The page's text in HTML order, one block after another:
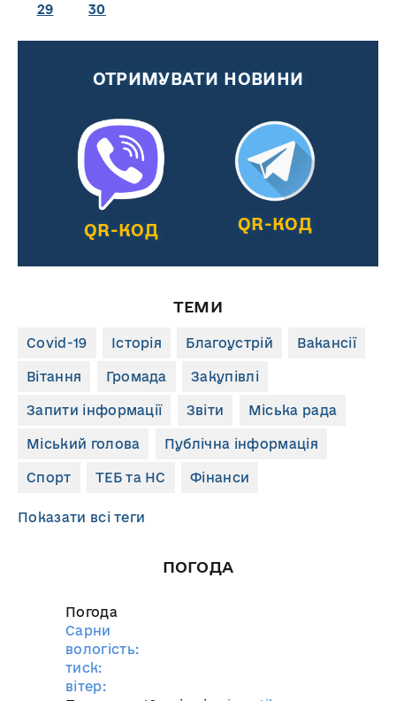
29
30
ОТРИМУВАТИ НОВИНИ
QR-КОД QR-КОД
ТЕМИ
Covid-19 Історія Благоустрій Вакансії
Вітання Громада Закупівлі
Запити інформації Звіти Міська рада
Міський голова Публічна інформація
Спорт ТЕБ та НС Фінанси
Показати всі теги
ПОГОДА
Погода
Сарни
вологість:
тиск:
вітер: